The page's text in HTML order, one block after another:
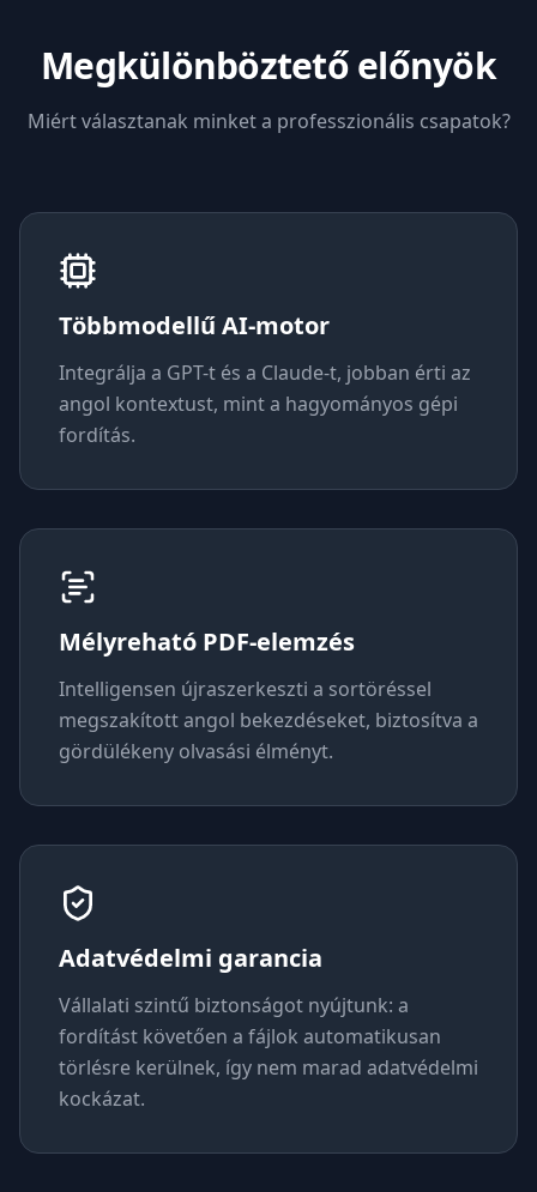
Megkülönböztető előnyök
Miért választanak minket a professzionális csapatok?
Többmodellű AI-motor
Integrálja a GPT-t és a Claude-t, jobban érti az
angol kontextust, mint a hagyományos gépi
fordítás.
Mélyreható PDF-elemzés
Intelligensen újraszerkeszti a sortöréssel
megszakított angol bekezdéseket, biztosítva a
gördülékeny olvasási élményt.
Adatvédelmi garancia
Vállalati szintű biztonságot nyújtunk: a
fordítást követően a fájlok automatikusan
törlésre kerülnek, így nem marad adatvédelmi
kockázat.